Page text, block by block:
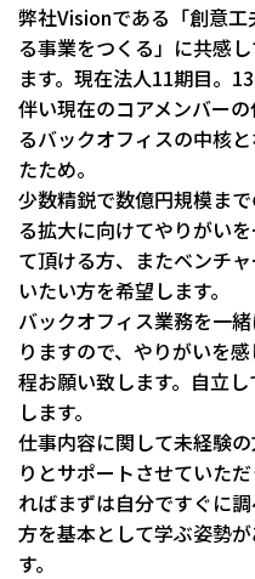
弊社Visionである「創意
る事業をつくる」に共感
ます。現在法人11期目。
伴い現在のコアメンバー
るバックオフィスの中核
たため。
少数精鋭で数億円規模ま
る拡大に向けてやりがい
て頂ける方、またベンチ
いたい方を希望します。
バックオフィス業務を一
りますので、やりがいを
程お願い致します。自立
します。
仕事内容に関して未経験
りとサポートさせていた
ればまずは自分ですぐに
方を基本として学ぶ姿勢
す。